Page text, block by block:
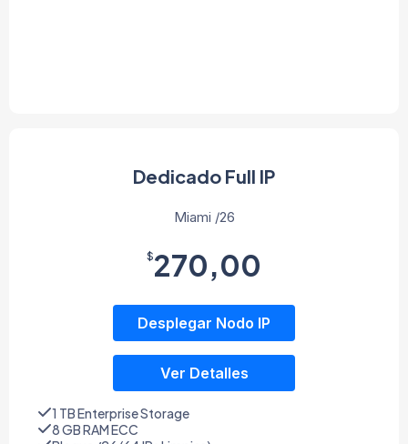
Dedicado Full IP
Miami /26
$270,00
Desplegar Nodo IP
Ver Detalles
1 TB Enterprise Storage
8 GB RAM ECC